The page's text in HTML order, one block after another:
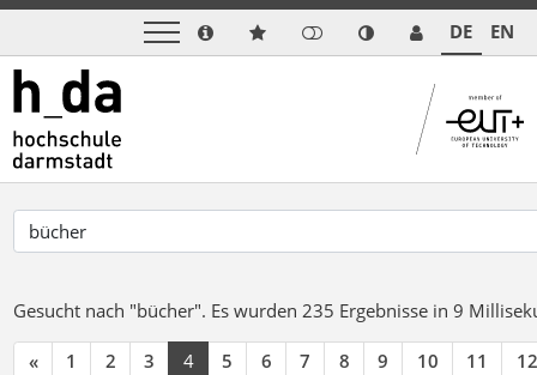
DE EN
Gesucht nach "bücher". Es wurden 235 Ergebnisse in 9
« 1 2 3 4 5 6 7 8 9 10 11 12